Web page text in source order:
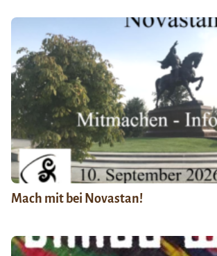
Mach mit bei Novastan!